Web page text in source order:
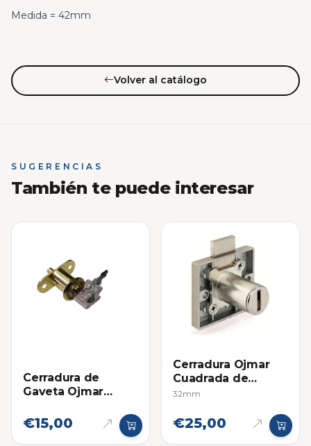
Medida = 42mm
Volver al catálogo
SUGERENCIAS
También te puede interesar
Cerradura de
Gaveta Ojmar
Dorada
€15,00
Cerradura Ojmar
Cuadrada de
Gaveta
32mm
€25,00